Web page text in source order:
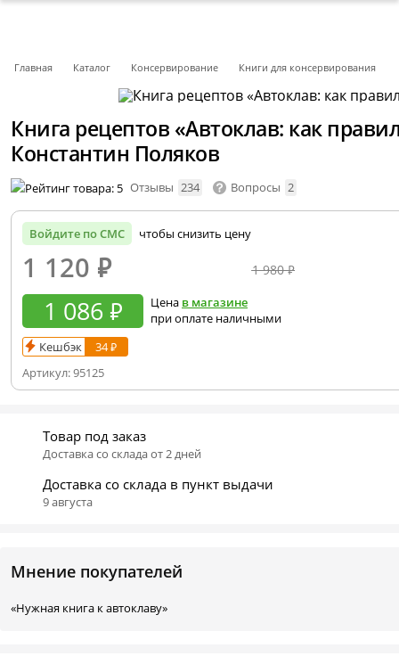
Главная Каталог Консервирование Книги для консервирования
Книга рецептов «Автоклав: как
Константин Поляков
Отзывы 234 Вопросы 2
Войдите по СМС чтобы снизить цену
1 120 ₽ 1 980 ₽
1 086 ₽ Цена в магазине
при оплате наличными
Кешбэк
34 ₽
Артикул:95125
Товар под заказ
Доставка со склада от 2 дней
Доставка со склада в пункт выдачи
9 августа
Мнение покупателей
«Нужная книга к автоклаву»